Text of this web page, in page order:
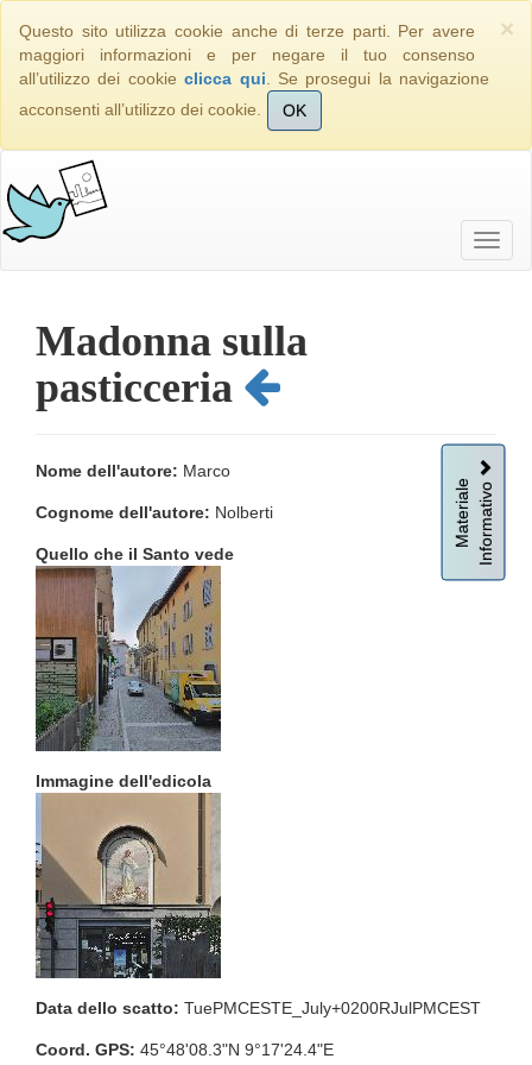
×
Questo sito utilizza cookie anche di terze parti. Per avere
maggiori informazioni e per negare il tuo consenso
all’utilizzo dei cookieclicca qui . Se prosegui la navigazione
acconsenti all’utilizzo dei cookie.
OK
Madonna sulla
pasticceria
MaterialeInformativo
Nome dell'autore: Marco
Cognome dell'autore: Nolberti
Quello che il Santo vede
Immagine dell'edicola
Data dello scatto: TuePMCESTE_July+0200RJulPMCEST
Coord. GPS: 45°48'08.3"N 9°17'24.4"E